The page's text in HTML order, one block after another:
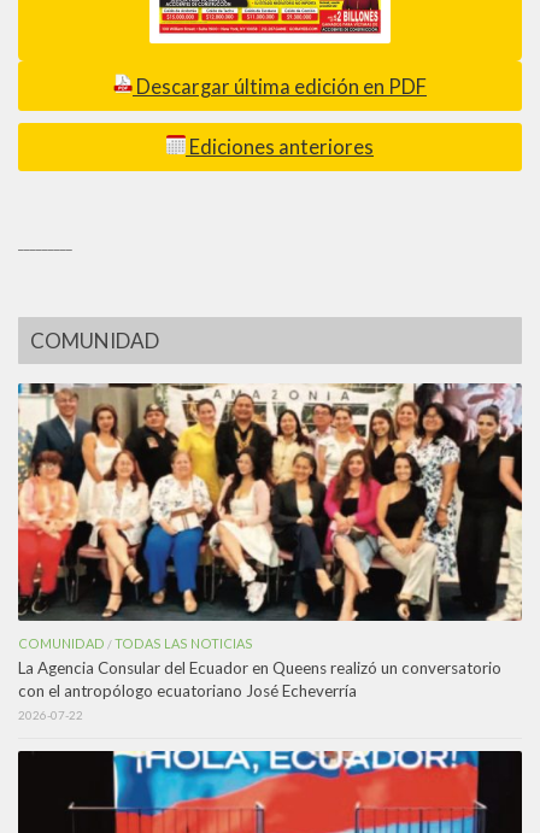
Descargar última edición en PDF
Ediciones anteriores
COMUNIDAD
COMUNIDAD /TODAS LAS NOTICIAS
La Agencia Consular del Ecuador en Queens realizó un conversatorio
con el antropólogo ecuatoriano José Echeverría
2026-07-22